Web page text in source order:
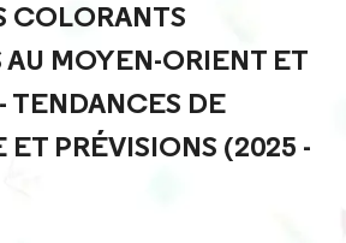
COLORANTS
MOYEN-ORIENT ET
TENDANCES DE
ET PRÉVISIONS (2025 -